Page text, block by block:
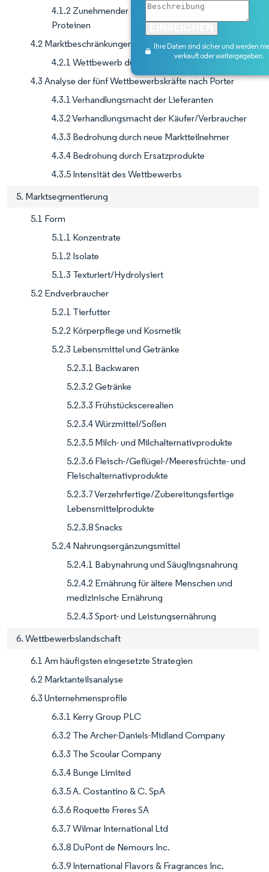
4.1.2 Zunehmender Trend zu veganen/pflanzlichen
Proteinen
4.2 Marktbeschränkungen
4.2.1 Wettbewerb durch andere Ersatzprodukte
4.3 Analyse der fünf Wettbewerbskräfte nach Porter
4.3.1 Verhandlungsmacht der Lieferanten
4.3.2 Verhandlungsmacht der Käufer/Verbraucher
4.3.3 Bedrohung durch neue Marktteilnehmer
4.3.4 Bedrohung durch Ersatzprodukte
4.3.5 Intensität des Wettbewerbs
5. Marktsegmentierung
5.1 Form
5.1.1 Konzentrate
5.1.2 Isolate
5.1.3 Texturiert/Hydrolysiert
5.2 Endverbraucher
5.2.1 Tierfutter
5.2.2 Körperpflege und Kosmetik
5.2.3 Lebensmittel und Getränke
5.2.3.1 Backwaren
5.2.3.2 Getränke
5.2.3.3 Frühstückscerealien
5.2.3.4 Würzmittel/Soßen
5.2.3.5 Milch- und Milchalternativprodukte
5.2.3.6 Fleisch-/Geflügel-/Meeresfrüchte- und
Fleischalternativprodukte
5.2.3.7 Verzehrfertige/Zubereitungsfertige
Lebensmittelprodukte
5.2.3.8 Snacks
5.2.4 Nahrungsergänzungsmittel
5.2.4.1 Babynahrung und Säuglingsnahrung
5.2.4.2 Ernährung für ältere Menschen und
medizinische Ernährung
5.2.4.3 Sport- und Leistungsernährung
6. Wettbewerbslandschaft
6.1 Am häufigsten eingesetzte Strategien
6.2 Marktanteilsanalyse
6.3 Unternehmensprofile
6.3.1 Kerry Group PLC
6.3.2 The Archer-Daniels-Midland Company
6.3.3 The Scoular Company
6.3.4 Bunge Limited
6.3.5 A. Costantino & C. SpA
6.3.6 Roquette Freres SA
6.3.7 Wilmar International Ltd
6.3.8 DuPont de Nemours Inc.
6.3.9 International Flavors & Fragrances Inc.
Ihre Daten sind sicher und werden
verkauft oder weitergegeben.